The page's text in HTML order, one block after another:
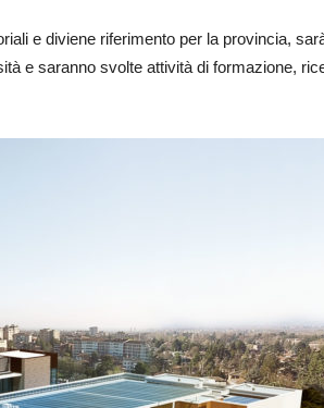
e diviene riferimento per la provincia,
e saranno svolte attività di formazione,